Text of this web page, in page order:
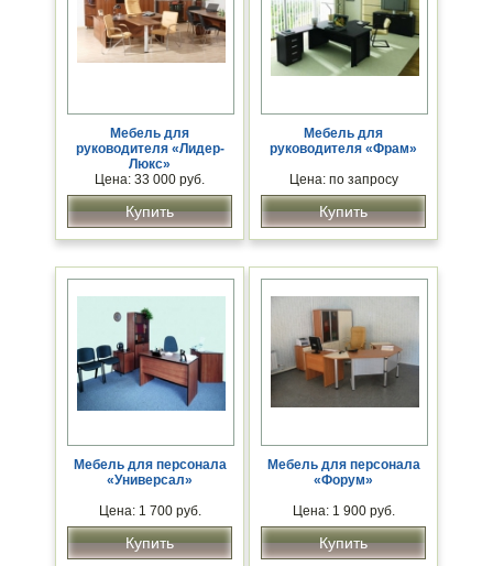
Мебель для
руководителя «Лидер-
Люкс»
Цена: 33 000 руб.
Купить
Мебель для
руководителя «Фрам»
Цена: по запросу
Купить
Мебель для персонала
«Универсал»
Цена: 1 700 руб.
Купить
Мебель для персонала
«Форум»
Цена: 1 900 руб.
Купить